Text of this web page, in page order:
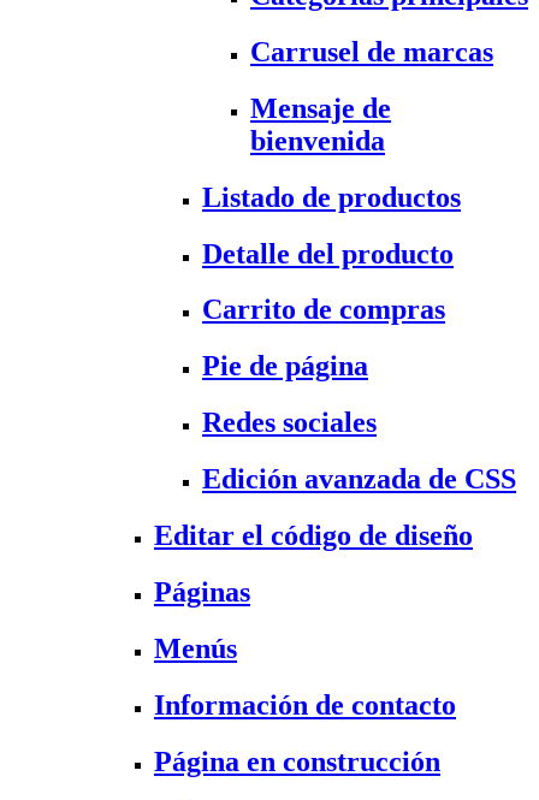
Carrusel de marcas
Mensaje de
bienvenida
Listado de productos
Detalle del producto
Carrito de compras
Pie de página
Redes sociales
Edición avanzada de CSS
Editar el código de diseño
Páginas
Menús
Información de contacto
Página en construcción